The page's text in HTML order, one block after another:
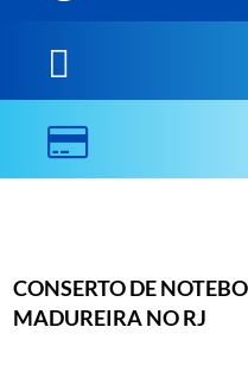


CONSERTO DE
MADUREIRA NO RJ